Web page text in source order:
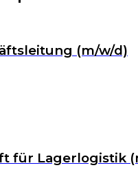
(m/w/d)
für Lagerlogistik